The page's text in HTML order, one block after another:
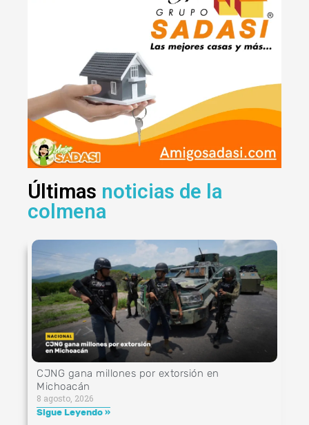
Últimas noticias de la
colmena
CJNG gana millones por extorsión en
Michoacán
8 agosto, 2026
Sigue Leyendo »